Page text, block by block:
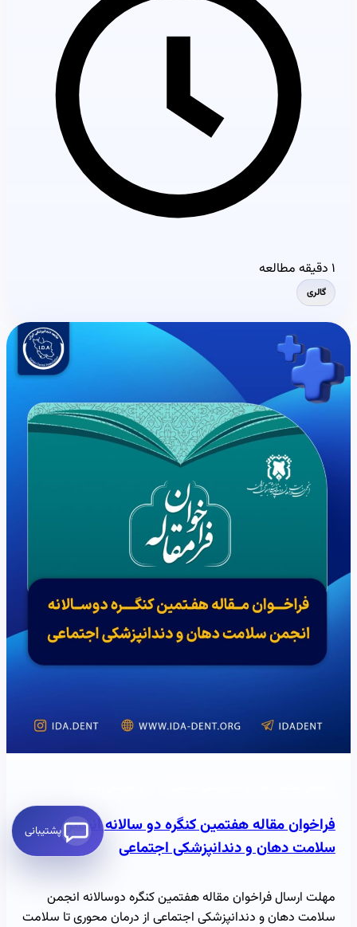
۱ دقیقه مطالعه
گالری
فراخوان مقاله هفتمین کنگره دو سالانه انجمن
سلامت دهان و دندانپزشکی اجتماعی
مهلت ارسال فراخوان مقاله هفتمین کنگره دوسالانه انجمن
سلامت دهان و دندانپزشکی اجتماعی از درمان محوری تا سلامت
پشتیبانی